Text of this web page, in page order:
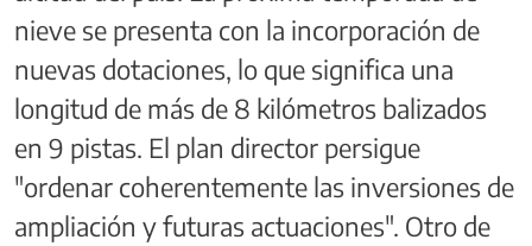
nieve se presenta con la incorporación de
nuevas dotaciones, lo que significa una
longitud de más de 8 kilómetros balizados
en 9 pistas. El plan director persigue
"ordenar coherentemente las inversiones de
ampliación y futuras actuaciones". Otro de